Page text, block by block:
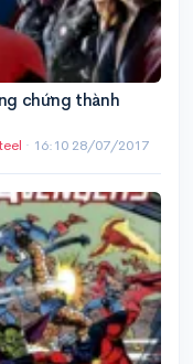
chứng thành
· 16:10 28/07/2017